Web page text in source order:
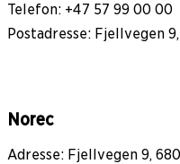
Telefon: +47 57 99 00 00
Postadresse: Fjellvegen
Norec
Adresse: Fjellvegen 9,